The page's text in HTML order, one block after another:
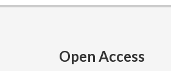
Open Access